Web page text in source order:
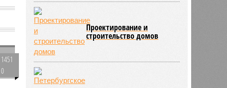
1451
0
Проектирование и
строительство домов